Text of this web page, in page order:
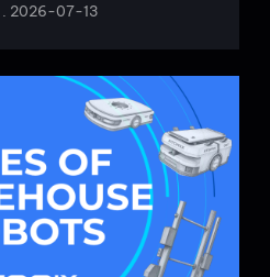
2026-07-13